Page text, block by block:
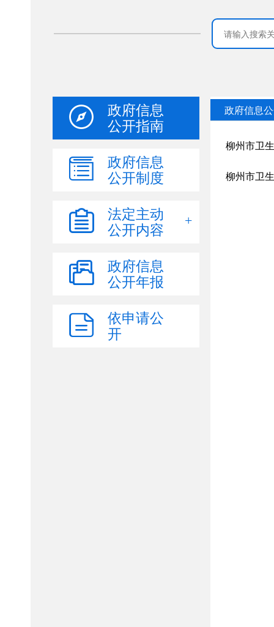
政府信息
公开指南
政府信息
公开制度
法定主动
公开内容
政府信息
公开年报
依申请公
开